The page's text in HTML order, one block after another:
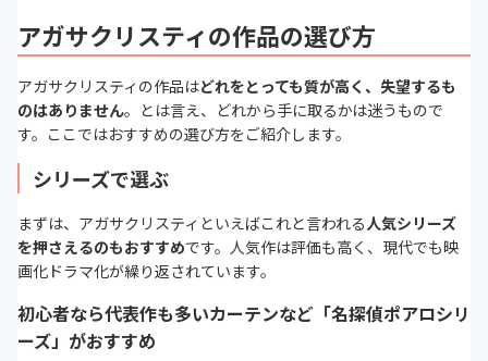
アガサクリスティの作品の選び方
アガサクリスティの作品はどれをとっても質が高く、失望するも
のはありません。とは言え、どれから手に取るかは迷うもので
す。ここではおすすめの選び方をご紹介します。
シリーズで選ぶ
まずは、アガサクリスティといえばこれと言われる人気シリーズ
を押さえるのもおすすめです。人気作は評価も高く、現代でも映
画化ドラマ化が繰り返されています。
初心者なら代表作も多いカーテンなど「名探偵ポアロシリ
ーズ」がおすすめ